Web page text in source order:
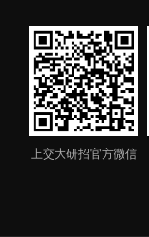
上交大研招官方微信